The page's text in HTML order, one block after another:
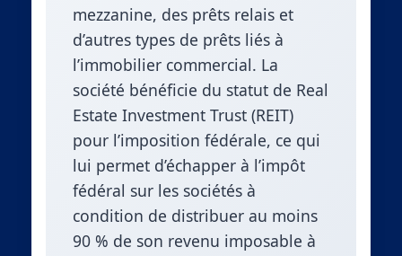
mezzanine, des prêts relais et
d’autres types de prêts liés à
l’immobilier commercial. La
société bénéficie du statut de Real
Estate Investment Trust (REIT)
pour l’imposition fédérale, ce qui
lui permet d’échapper à l’impôt
fédéral sur les sociétés à
condition de distribuer au moins
90 % de son revenu imposable à